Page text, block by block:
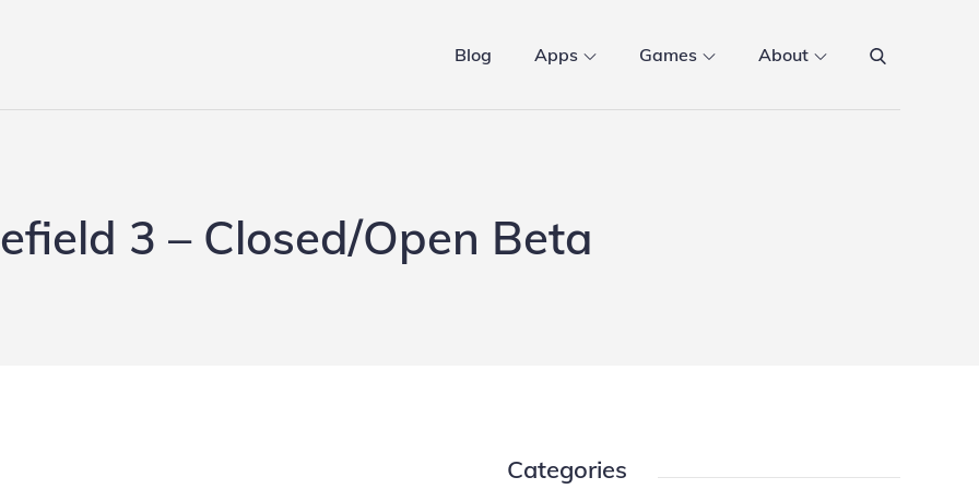
Blog Apps Games About
3 – Closed/Open Beta
Categories